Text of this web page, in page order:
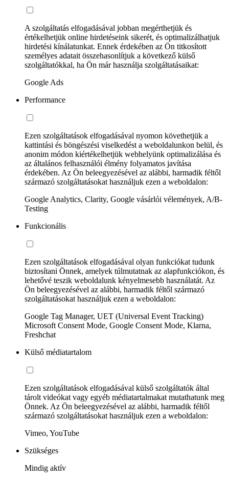
A szolgáltatás elfogadásával jobban megérthetjük és
értékelhetjük online hirdetéseink sikerét, és optimalizálhatjuk
hirdetési kínálatunkat. Ennek érdekében az Ön titkosított
személyes adatait összehasonlítjuk a következő külső
szolgáltatókkal, ha Ön már használja szolgáltatásaikat:
Google Ads
Performance
Ezen szolgáltatások elfogadásával nyomon követhetjük a
kattintási és böngészési viselkedést a weboldalunkon belül, és
anonim módon kiértékelhetjük webhelyünk optimalizálása és
az általános felhasználói élmény folyamatos javítása
érdekében. Az Ön beleegyezésével az alábbi, harmadik féltől
származó szolgáltatásokat használjuk ezen a weboldalon:
Google Analytics, Clarity, Google vásárlói vélemények, A/B-
Testing
Funkcionális
Ezen szolgáltatások elfogadásával olyan funkciókat tudunk
biztosítani Önnek, amelyek túlmutatnak az alapfunkciókon, és
lehetővé teszik weboldalunk kényelmesebb használatát. Az
Ön beleegyezésével az alábbi, harmadik féltől származó
szolgáltatásokat használjuk ezen a weboldalon:
Google Tag Manager, UET (Universal Event Tracking)
Microsoft Consent Mode, Google Consent Mode, Klarna,
Freshchat
Külső médiatartalom
Ezen szolgáltatások elfogadásával külső szolgáltatók által
tárolt videókat vagy egyéb médiatartalmakat mutathatunk meg
Önnek. Az Ön beleegyezésével az alábbi, harmadik féltől
származó szolgáltatásokat használjuk ezen a weboldalon:
Vimeo, YouTube
Szükséges
Mindig aktív